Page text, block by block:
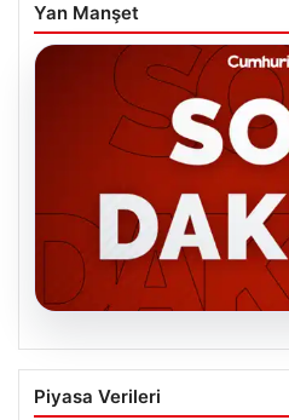
Yan Manşet
MGK’den 8
çeken ‘Terörsüz
Piyasa Verileri